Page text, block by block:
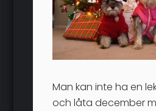
Man kan inte ha en
och låta december